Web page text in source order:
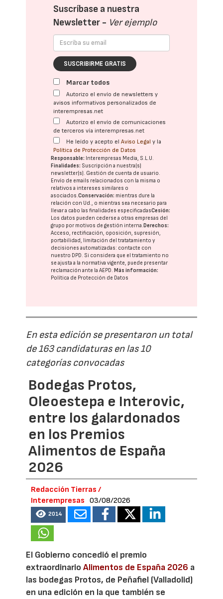
Suscríbase a nuestra
Newsletter - Ver ejemplo
SUSCRIBIRME GRATIS
Marcar todos
Autorizo el envío de newsletters y
avisos informativos personalizados de
interempresas.net
Autorizo el envío de comunicaciones
de terceros vía interempresas.net
He leído y acepto elAviso Legal y la
Política de Protección de Datos
Responsable: Interempresas Media, S.L.U.
Finalidades: Suscripción a nuestra(s)
newsletter(s). Gestión de cuenta de usuario.
Envío de emails relacionados con la misma o
relativos a intereses similares o
asociados.Conservación: mientras dure la
relación con Ud., o mientras sea necesario para
llevar a cabo las finalidades especificadasCesión:
Los datos pueden cederse a otras empresas del
grupo por motivos de gestión interna.Derechos:
Acceso, rectificación, oposición, supresión,
portabilidad, limitación del tratatamiento y
decisiones automatizadas: contacte con
nuestro DPD. Si considera que el tratamiento no
se ajusta a la normativa vigente, puede presentar
reclamación ante laAEPD.Más información:
Política de Protección de Datos
En esta edición se presentaron un total
de 163 candidaturas en las 10
categorías convocadas
Bodegas Protos,
Oleoestepa e Interovic,
entre los galardonados
en los Premios
Alimentos de España
2026
Redacción Tierras /
Interempresas
03/08/2026
2014
El Gobierno concedió el premio
extraordinarioAlimentos de España 2026 a
las bodegas Protos, de Peñafiel (Valladolid)
en una edición en la que también se